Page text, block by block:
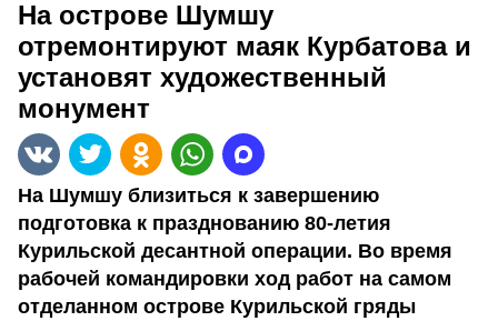
На острове Шумшу
отремонтируют маяк Курбатова и
установят художественный
монумент
На Шумшу близиться к завершению
подготовка к празднованию 80-летия
Курильской десантной операции. Во время
рабочей командировки ход работ на самом
отделанном острове Курильской гряды